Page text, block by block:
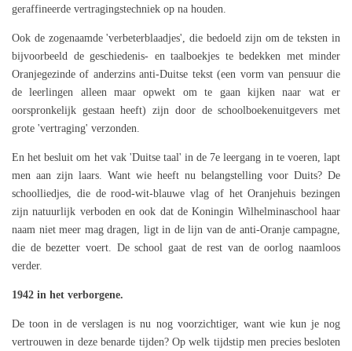
geraffineerde vertragingstechniek op na houden.
Ook de zogenaamde 'verbeterblaadjes', die bedoeld zijn om de teksten in
bijvoorbeeld de geschiedenis- en taalboekjes te bedekken met minder
Oranjegezinde of anderzins anti-Duitse tekst (een vorm van pensuur die
de leerlingen alleen maar opwekt om te gaan kijken naar wat er
oorspronkelijk gestaan heeft) zijn door de schoolboekenuitgevers met
grote 'vertraging' verzonden.
En het besluit om het vak 'Duitse taal' in de 7e leergang in te voeren, lapt
men aan zijn laars. Want wie heeft nu belangstelling voor Duits? De
schoolliedjes, die de rood-wit-blauwe vlag of het Oranjehuis bezingen
zijn natuurlijk verboden en ook dat de Koningin Wilhelminaschool haar
naam niet meer mag dragen, ligt in de lijn van de anti-Oranje campagne,
die de bezetter voert. De school gaat de rest van de oorlog naamloos
verder.
1942 in het verborgene.
De toon in de verslagen is nu nog voorzichtiger, want wie kun je nog
vertrouwen in deze benarde tijden? Op welk tijdstip men precies besloten